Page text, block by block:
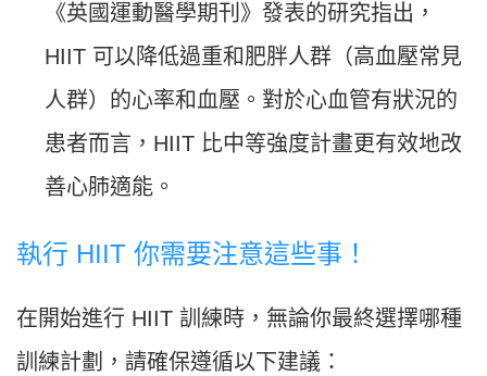
《英國運動醫學期刊》發表的研究指出，
HIIT 可以降低過重和肥胖人群（高血壓常見
人群）的心率和血壓。對於心血管有狀況的
患者而言，HIIT 比中等強度計畫更有效地改
善心肺適能。
執行 HIIT 你需要注意這些事！
在開始進行 HIIT 訓練時，無論你最終選擇哪種
訓練計劃，請確保遵循以下建議：